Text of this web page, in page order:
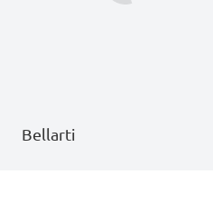
Bellarti